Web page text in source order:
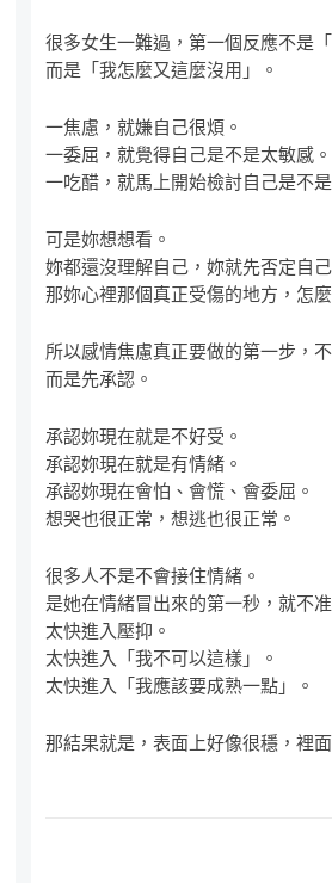
很多女生一難過，第一個反應不是
而是「我怎麼又這麼沒用」。
一焦慮，就嫌自己很煩。
一委屈，就覺得自己是不是太敏感。
一吃醋，就馬上開始檢討自己是不是
可是妳想想看。
妳都還沒理解自己，妳就先否定自己
那妳心裡那個真正受傷的地方，怎
所以感情焦慮真正要做的第一步，
而是先承認。
承認妳現在就是不好受。
承認妳現在就是有情緒。
承認妳現在會怕、會慌、會委屈。
想哭也很正常，想逃也很正常。
很多人不是不會接住情緒。
是她在情緒冒出來的第一秒，就不
太快進入壓抑。
太快進入「我不可以這樣」。
太快進入「我應該要成熟一點」。
那結果就是，表面上好像很穩，裡